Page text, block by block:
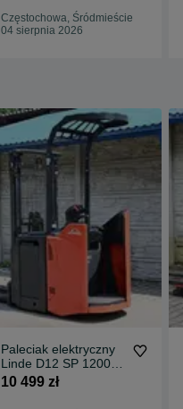
Podnoszenie FHP
518
Częstochowa, Śródmieście
04 sierpnia 2026
Paleciak elektryczny
Linde D12 SP 1200kg
301cm 2021rok
10 499 zł